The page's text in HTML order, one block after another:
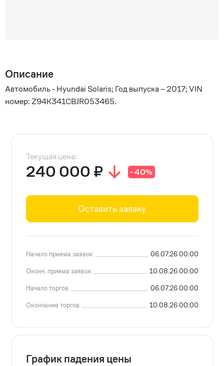
Описание
Автомобиль - Hyundai Solaris; Год выпуска – 2017; VIN
номер: Z94K341CBJR053465.
Текущая цена:
240 000 ₽ - 40%
Оставить заявку
Начало приема заявок
06.07.26 00:00
Оконч. приема заявок
10.08.26 00:00
Начало торгов
06.07.26 00:00
Окончание торгов
10.08.26 00:00
График падения цены